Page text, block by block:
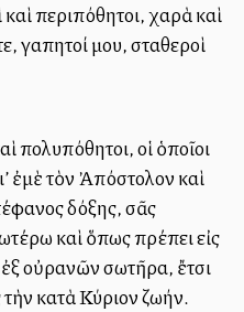
καὶ περιπόθητοι, χαρὰ καὶ
ἀγαπητοί μου, σταθεροὶ
πολυπόθητοι, οἱ ὁποῖοι
ἐμὲ τὸν Ἀπόστολον καὶ
δόξης, σᾶς
καὶ ὅπως πρέπει εἰς
οὐρανῶν σωτῆρα, ἔτσι
τὴν κατὰ Κύριον ζωήν.